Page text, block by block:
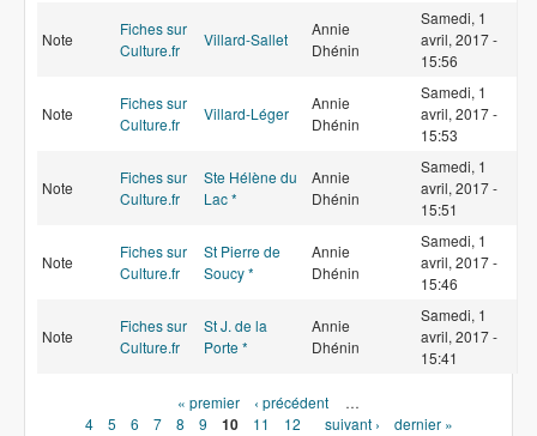
Note
Fiches sur
Culture.fr
Villard-Sallet
Annie
Dhénin
Samedi, 1
avril, 2017 -
15:56
Note
Fiches sur
Culture.fr
Villard-Léger
Annie
Dhénin
Samedi, 1
avril, 2017 -
15:53
Note
Fiches sur
Culture.fr
Ste Hélène du
Lac *
Annie
Dhénin
Samedi, 1
avril, 2017 -
15:51
Note
Fiches sur
Culture.fr
St Pierre de
Soucy *
Annie
Dhénin
Samedi, 1
avril, 2017 -
15:46
Note
Fiches sur
Culture.fr
St J. de la
Porte *
Annie
Dhénin
Samedi, 1
avril, 2017 -
15:41
« premier ‹ précédent
…
4
5 6 7 8 9 10 11 12 suivant › dernier »